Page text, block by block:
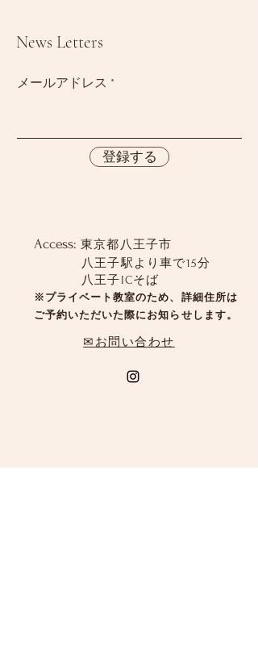
News Letters
メールアドレス
登録する
Access: 東京都八王子市
八王子駅より車で15分
八王子ICそば
※プライベート教室のため、詳細住所は
ご予約いただいた際にお知らせします。
✉お問い合わせ